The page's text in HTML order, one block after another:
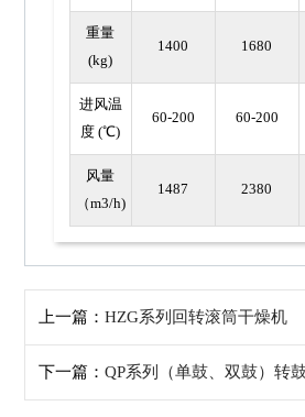
重量
(kg)
1400 1680
进风温
度 (℃)
60-200 60-200
风量
（m3/h)
1487 2380
上一篇：HZG系列回转滚筒干燥机
下一篇：QP系列（单鼓、双鼓）转